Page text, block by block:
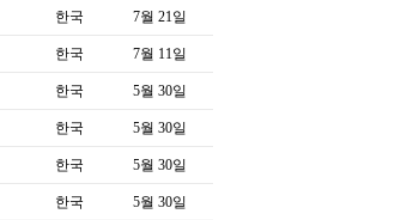
한국 7월 21일
한국 7월 11일
한국 5월 30일
한국 5월 30일
한국 5월 30일
한국 5월 30일